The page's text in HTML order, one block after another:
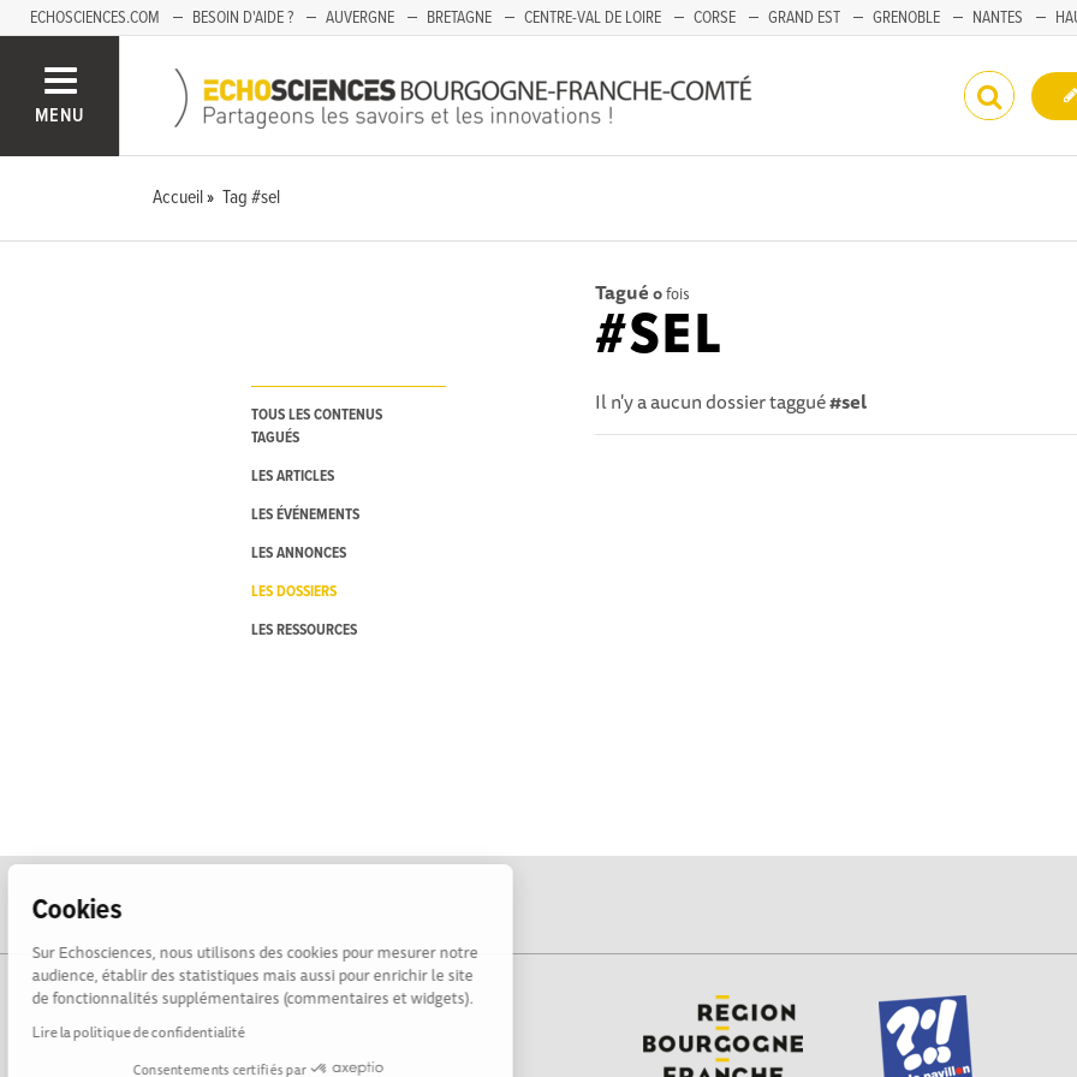
Cookies
Sur Echosciences, nous utilisons des cookies pour mesurer notre
audience, établir des statistiques mais aussi pour enrichir le site
de fonctionnalités supplémentaires (commentaires et widgets).
Lire la politique de confidentialité
Consentements certifiés par
ECHOSCIENCES.COM BESOIN D'AIDE ? AUVERGNE BRETAGNE CENTRE-VAL DE LOIRE CORSE GRAND EST GRENOBLE NANTES
MENU
Accueil Tag #sel
TOUS LES CONTENUS
TAGUÉS
LES ARTICLES
LES ÉVÉNEMENTS
LES ANNONCES
LES DOSSIERS
LES RESSOURCES
Tagué 0fois
#SEL
Il n'y a aucun dossier taggué#sel